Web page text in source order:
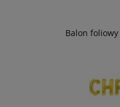
Balon foliowy